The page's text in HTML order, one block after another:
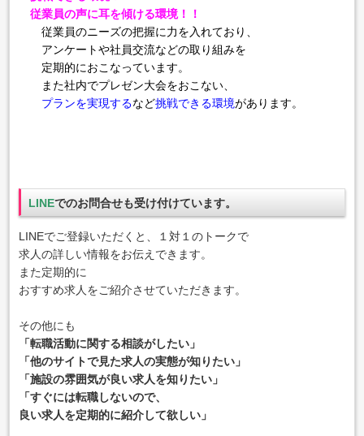
従業員の声に耳を傾ける環境！！
従業員のニーズの把握に力を入れており、
アンケートや社員交流などの取り組みを
定期的におこなっています。
また社内でプレゼン大会をおこない、
プランを実現するなど挑戦できる環境があります。
LINEでのお問合せも受け付けています。
LINEでご登録いただくと、１対１のトークで
求人の詳しい情報をお伝えできます。
また定期的に
おすすめ求人をご紹介させていただきます。
その他にも
「転職活動に関する相談がしたい」
「他のサイトで見た求人の実態が知りたい」
「施設の雰囲気が良い求人を知りたい」
「すぐには転職しないので、
良い求人を定期的に紹介して欲しい」